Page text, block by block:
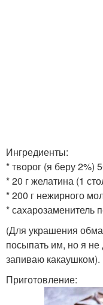
Ингредиенты:
* творог (я беру 2%)
* 20 г желатина (1
* 200 г нежирного
* сахарозаменитель
(Для украшения
посыпать им, но я не
запиваю какаушком).
Приготовление: